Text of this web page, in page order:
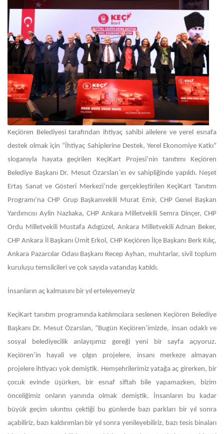
Keçiören Belediyesi tarafından ihtiyaç sahibi ailelere ve yerel esnafa
destek olmak için “İhtiyaç Sahiplerine Destek, Yerel Ekonomiye Katkı”
sloganıyla hayata geçirilen KeçiKart Projesi’nin tanıtımı Keçiören
Belediye Başkanı Dr. Mesut Özarslan`ın ev sahipliğinde yapıldı. Neşet
Ertaş Sanat ve Gösteri Merkezi’nde gerçekleştirilen KeçiKart Tanıtım
Programı’na CHP Grup Başkanvekili Murat Emir, CHP Genel Başkan
Yardımcısı Aylin Nazlıaka, CHP Ankara Milletvekili Semra Dinçer, CHP
Ordu Milletvekili Mustafa Adıgüzel, Ankara Milletvekili Adnan Beker,
CHP Ankara İl Başkanı Ümit Erkol, CHP Keçiören İlçe Başkanı Berk Kılıç,
Ankara Pazarcılar Odası Başkanı Recep Ayhan, muhtarlar, sivil toplum
kuruluşu temsilcileri ve çok sayıda vatandaş katıldı.
İnsanların aç kalmasını bir yıl erteleyemeyiz
KeçiKart tanıtım programında katılımcılara seslenen Keçiören Belediye
Başkanı Dr. Mesut Özarslan, “Bugün Keçiören’imizde, insan odaklı ve
sosyal belediyecilik anlayışımız gereği yeni bir sayfa açıyoruz.
Keçiören’in hayali ve çılgın projelere, insanı merkeze almayan
projelere ihtiyacı yok demiştik. Hemşehrilerimiz yatağa aç girerken, bir
çocuk evinde üşürken, bir esnaf siftah bile yapamazken, bizim
önceliğimiz onların yanında olmak demiştik. İnsanların bu kadar
büyük geçim sıkıntısı çektiği bu günlerde bazı parkları bir yıl sonra
açabiliriz, bazı kaldırımları bir yıl sonra yenileyebiliriz, bazı tesis binaları